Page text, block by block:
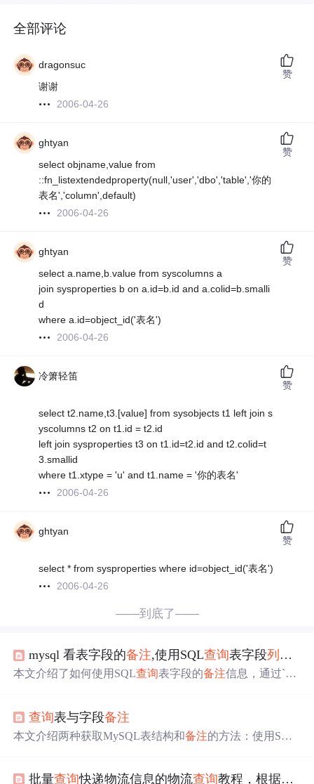
全部评论
dragonsuc
谢谢
2006-04-26
赞
ghtyan
select objname,value from
::fn_listextendedproperty(null,'user','dbo','table','你的
表名','column',default)
2006-04-26
赞
ghtyan
select a.name,b.value from syscolumns a
join sysproperties b on a.id=b.id and a.colid=b.smalli
d
where a.id=object_id('表名')
2006-04-26
赞
冷箫轻笛
select t2.name,t3.[value] from sysobjects t1 left join s
yscolumns t2 on t1.id = t2.id
left join sysproperties t3 on t1.id=t2.id and t2.colid=t
3.smallid
where t1.xtype = 'u' and t1.name = '你的表名'
2006-04-26
赞
ghtyan
select * from sysproperties where id=object_id('表名')
2006-04-26
赞
——到底了——
mysql 看表字段的备注,使用SQL查询表字段列 的
本文介绍了如何使用SQL查询表字段的备注信息，通过`D
是`OpenDataSource`和`OPENROWSET`函数的应用。此
外，还提及了在实际操作中，如何在无法直接访问数据库
查询表与字段备注
本文介绍两种获取MySQL表结构和备注的方法：使用SQL
批量查询快递物流信息的物流查询教程，根据查看